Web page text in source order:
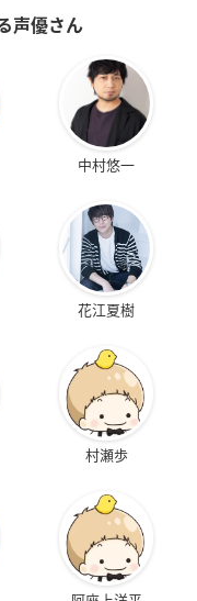
声優さん
中村悠一
花江夏樹
村瀬歩